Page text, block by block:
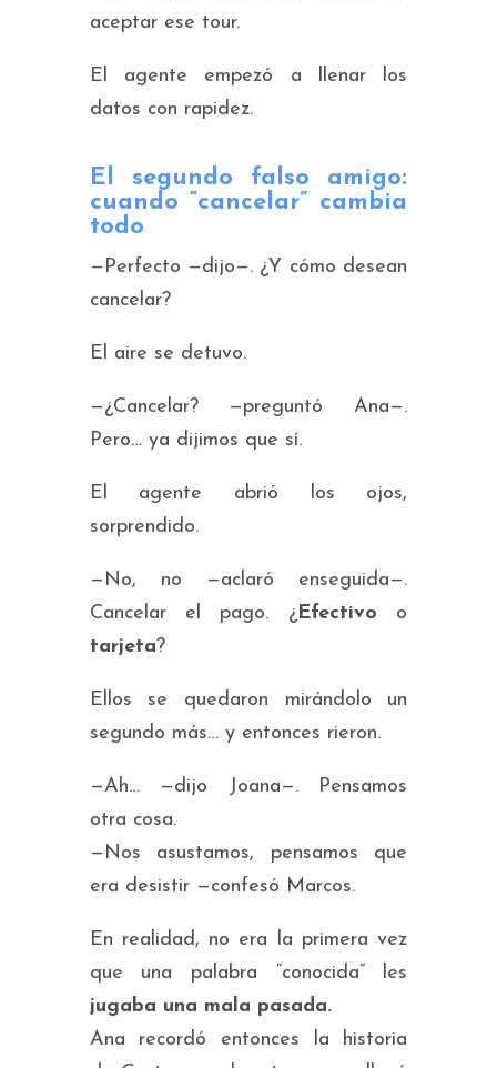
aceptar ese tour.
El agente empezó a llenar los
datos con rapidez.
El segundo falso amigo:
cuando “cancelar” cambia
todo
—Perfecto —dijo—. ¿Y cómo desean
cancelar?
El aire se detuvo.
—¿Cancelar? —preguntó Ana—.
Pero… ya dijimos que sí.
El agente abrió los ojos,
sorprendido.
—No, no —aclaró enseguida—.
Cancelar el pago. ¿ Efectivo o
tarjeta?
Ellos se quedaron mirándolo un
segundo más… y entonces rieron.
—Ah… —dijo Joana—. Pensamos
otra cosa.
—Nos asustamos, pensamos que
era desistir —confesó Marcos.
En realidad, no era la primera vez
que una palabra “conocida” les
jugaba una mala pasada.
Ana recordó entonces la historia